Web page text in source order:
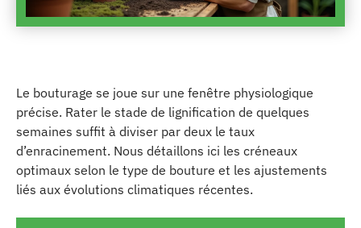
Le bouturage se joue sur une fenêtre physiologique
précise. Rater le stade de lignification de quelques
semaines suffit à diviser par deux le taux
d’enracinement. Nous détaillons ici les créneaux
optimaux selon le type de bouture et les ajustements
liés aux évolutions climatiques récentes.